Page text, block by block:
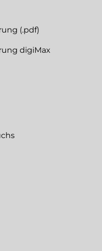
(.pdf)
digiMax